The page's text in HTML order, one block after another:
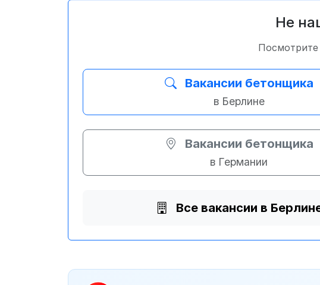
Не
Посмотрите
Вакансии бетонщика
в Берлине
Вакансии бетонщика
в Германии
Все вакансии в